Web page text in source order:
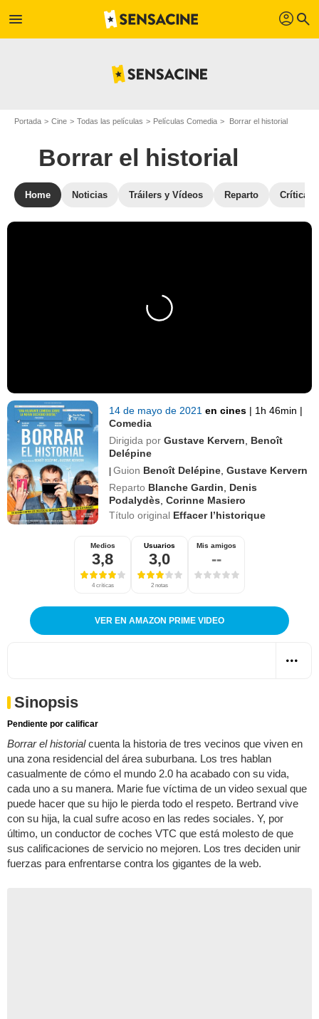
menu profil search
Portada Cine Todas las películas Películas Comedia Borrar el historial
Borrar el historial
Home Noticias Tráilers y Vídeos Reparto Críticas
14 de mayo de 2021en cines | 1h 46min |
Comedia
Dirigida por Gustave Kervern
Benoît
Delépine
| Guion Benoît Delépine ,Gustave Kervern
Reparto Blanche Gardin
Denis
Podalydès ,Corinne Masiero
Título original Effacer l’historique
Medios
3,8
4 críticas
Usuarios
3,0
2 notas
Mis amigos
--
VER EN AMAZON PRIME VIDEO
Sinopsis
Pendiente por calificar
Borrar el historialcuenta la historia de tres vecinos que viven en
una zona residencial del área suburbana. Los tres hablan
casualmente de cómo el mundo 2.0 ha acabado con su vida,
cada uno a su manera. Marie fue víctima de un video sexual que
puede hacer que su hijo le pierda todo el respeto. Bertrand vive
con su hija, la cual sufre acoso en las redes sociales. Y, por
último, un conductor de coches VTC que está molesto de que
sus calificaciones de servicio no mejoren. Los tres deciden unir
fuerzas para enfrentarse contra los gigantes de la web.